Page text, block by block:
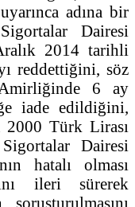
adına bir
Dairesi
2014 tarihli
reddettiğini, söz
6 ay
iade edildiğini,
2000 Türk Lirası
Dairesi
hatalı olması
ileri sürerek